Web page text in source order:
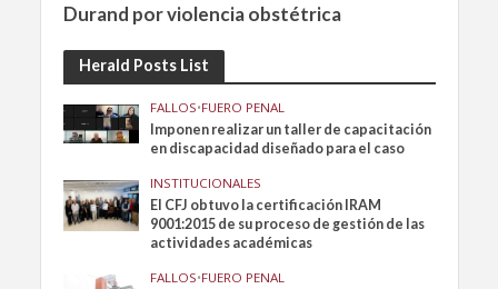
Durand por violencia obstétrica
Herald Posts List
FALLOS•FUERO PENAL
Imponen realizar un taller de capacitación
en discapacidad diseñado para el caso
INSTITUCIONALES
El CFJ obtuvo la certificación IRAM
9001:2015 de su proceso de gestión de las
actividades académicas
FALLOS•FUERO PENAL